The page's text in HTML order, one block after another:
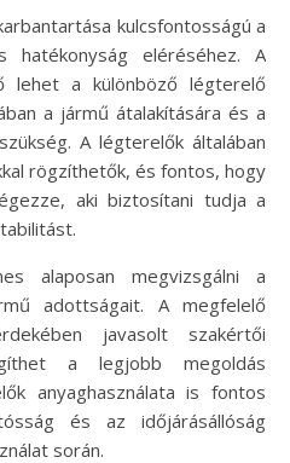
kulcsfontosságú a
hatékonyság eléréséhez. A
lehet a különböző légterelő
a jármű átalakítására és a
A légterelők általában
rögzíthetők, és fontos, hogy
aki biztosítani tudja a
alaposan megvizsgálni a
adottságait. A megfelelő
javasolt szakértői
a legjobb megoldás
anyaghasználata is fontos
és az időjárásállóság
során.